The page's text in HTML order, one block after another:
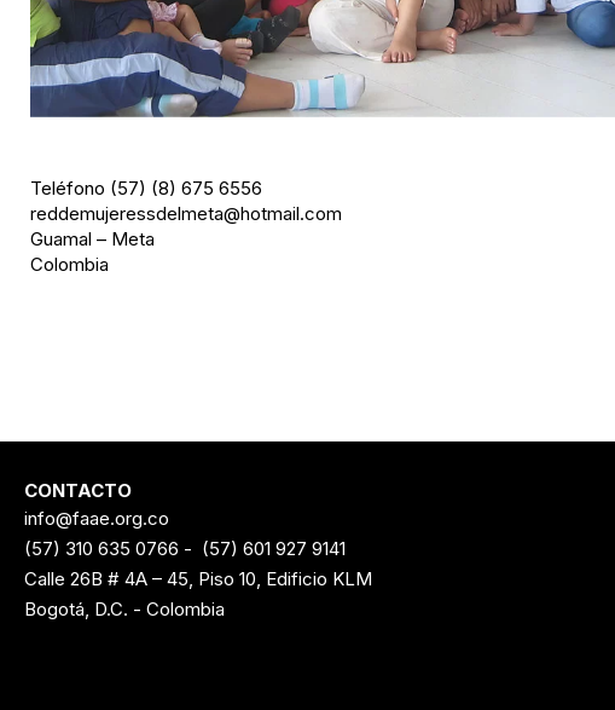
Teléfono (57) (8) 675 6556
reddemujeressdelmeta@hotmail.com
Guamal – Meta
Colombia
CONTACTO
info@faae.org.co
(57) 310 635 0766 - (57) 601 927 9141
Calle 26B # 4A – 45, Piso 10, Edificio KLM
Bogotá, D.C. - Colombia